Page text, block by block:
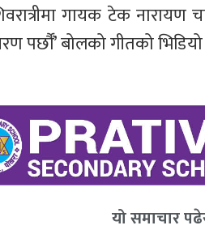
गायक टेक नारायण
पर्छौँ’ बोलको गीतको
यो समाचार